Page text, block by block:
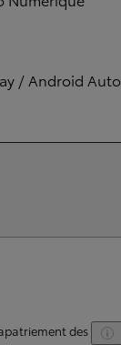
/ Android Auto
des